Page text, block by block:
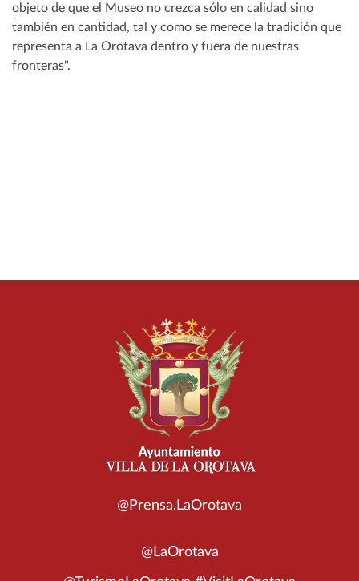
objeto de que el Museo no crezca sólo en calidad sino
también en cantidad, tal y como se merece la tradición que
representa a La Orotava dentro y fuera de nuestras
fronteras".
@Prensa.LaOrotava
@LaOrotava